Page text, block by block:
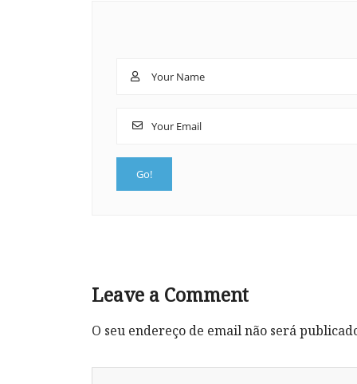
Leave a Comment
O seu endereço de email não será